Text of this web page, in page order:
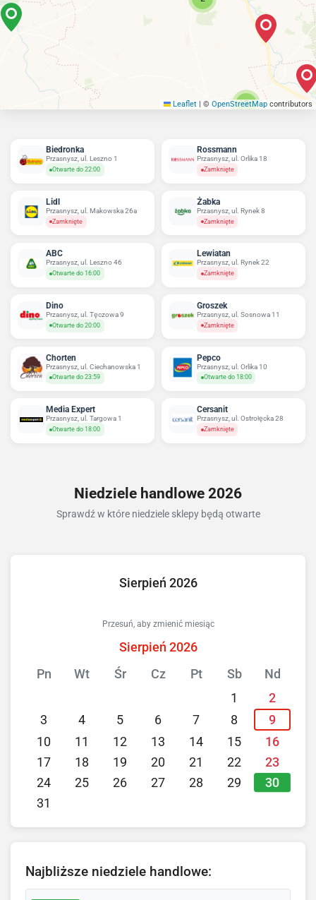
2
Leaflet | © OpenStreetMap contributors
Biedronka
Przasnysz, ul. Leszno 1
Otwarte do 22:00
Rossmann
Przasnysz, ul. Orlika 18
Zamknięte
Lidl
Przasnysz, ul. Makowska 26a
Zamknięte
Żabka
Przasnysz, ul. Rynek 8
Zamknięte
ABC
Przasnysz, ul. Leszno 46
Otwarte do 16:00
Lewiatan
Przasnysz, ul. Rynek 22
Zamknięte
Dino
Przasnysz, ul. Tęczowa 9
Otwarte do 20:00
Groszek
Przasnysz, ul. Sosnowa 11
Zamknięte
Chorten
Przasnysz, ul. Ciechanowska 1
Otwarte do 23:59
Pepco
Przasnysz, ul. Orlika 10
Otwarte do 18:00
Media Expert
Przasnysz, ul. Targowa 1
Otwarte do 18:00
Cersanit
Przasnysz, ul. Ostrołęcka 28
Zamknięte
Niedziele handlowe 2026
Sprawdź w które niedziele sklepy będą otwarte
Sierpień 2026
Przesuń, aby zmienić miesiąc
Sierpień 2026
Pn
Wt Śr Cz Pt Sb
Nd
1
2
3
4 5 6 7 8
9
10
11 12 13 14 15
16
17
18 19 20 21 22
23
24
25 26 27 28 29 30
31
Najbliższe niedziele handlowe: